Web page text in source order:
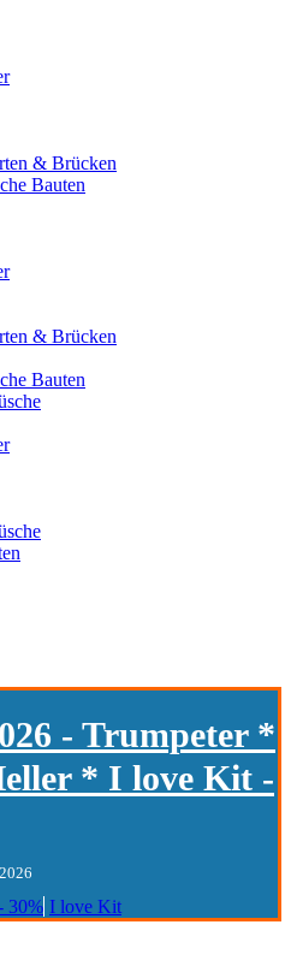
& Brücken
Bauten
& Brücken
Bauten
- Trumpeter *
* I love Kit -
30% I love Kit